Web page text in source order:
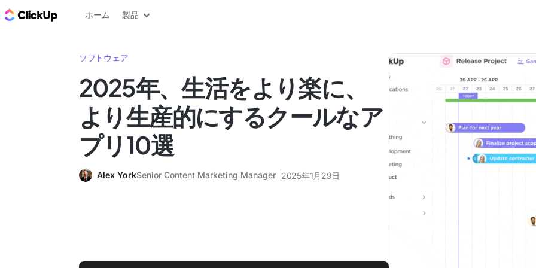
ClickUp ブログ
ホーム 製品
ソフトウェア
2025年、生活をより楽に、
より生産的にするクールなア
プリ10選
Alex YorkSenior Content Marketing Manager 2025年1月29日